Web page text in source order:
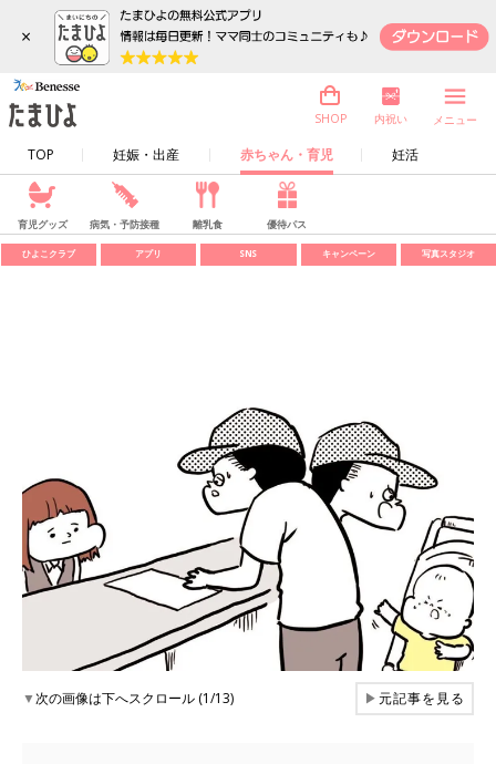
×
TOP 妊娠・出産 赤ちゃん・育児 妊活
SHOP 内祝い メニュー
育児グッズ 病気・予防接種 離乳食 優待パス
ひよこクラブ アプリ SNS キャンペーン 写真スタジオ
▼次の画像は下へスクロール (1/13) ▶元記事を見る